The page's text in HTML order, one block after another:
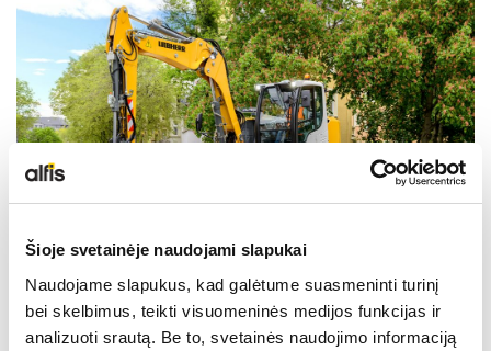
Šioje svetainėje naudojami slapukai
Naudojame slapukus, kad galėtume suasmeninti turinį
bei skelbimus, teikti visuomeninės medijos funkcijas ir
analizuoti srautą. Be to, svetainės naudojimo informaciją